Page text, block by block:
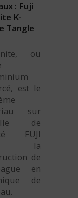
: Fuji
K-
Tangle
ou
est le
sur
de
FUJI
la
de
en
de